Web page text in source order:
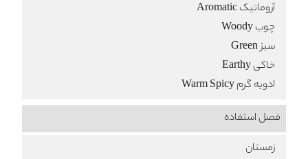
آروماتیک Aromatic
چوب Woody
سبز Green
خاکی Earthy
ادویه گرم Warm Spicy
فصل استفاده
زمستان